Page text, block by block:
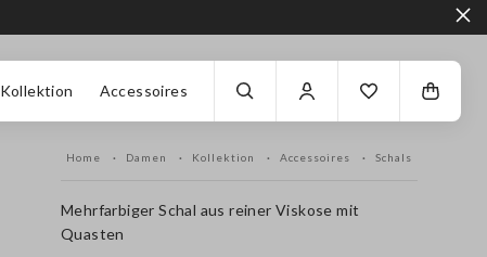
Kollektion Accessoires
Home Damen Kollektion Accessoires Schals
Mehrfarbiger Schal aus reiner Viskose mit
Quasten